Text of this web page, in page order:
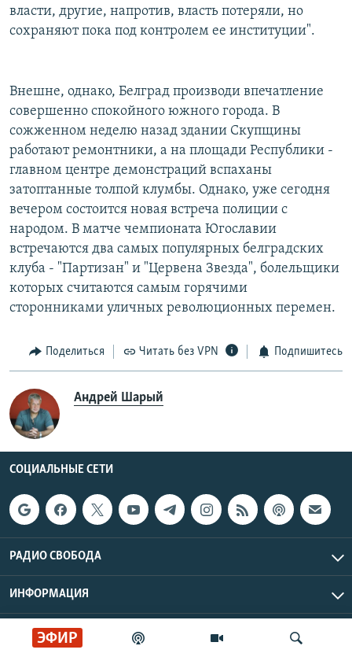
ЭФИР
власти, другие, напротив, власть потеряли, но
сохраняют пока под контролем ее институции".
Внешне, однако, Белград производи впечатление
совершенно спокойного южного города. В
сожженном неделю назад здании Скупщины
работают ремонтники, а на площади Республики -
главном центре демонстраций вспаханы
затоптанные толпой клумбы. Однако, уже сегодня
вечером состоится новая встреча полиции с
народом. В матче чемпионата Югославии
встречаются два самых популярных белградских
клуба - "Партизан" и "Цервена Звезда", болельщики
которых считаются самым горячими
сторонниками уличных революционных перемен.
Поделиться Читать без VPN Подпишитесь
Андрей Шарый
СОЦИАЛЬНЫЕ СЕТИ
РАДИО СВОБОДА
ИНФОРМАЦИЯ
Радио Свобода © 2026 RFE/RL, Inc. | Все права защищены.